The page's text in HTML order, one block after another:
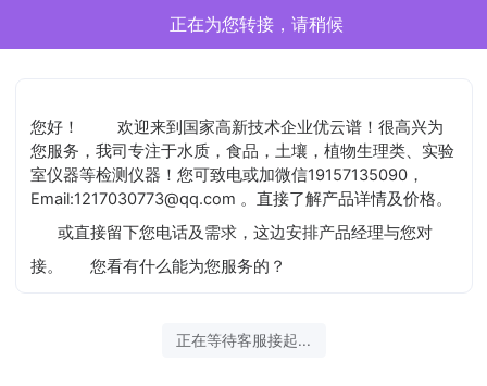
正在为您转接，请稍候
您好！
欢迎来到国家高新技术企业优云谱！很高兴为
您服务，我司专注于水质，食品，土壤，植物生理类、实验
室仪器等检测仪器！您可致电或加微信19157135090，
Email:1217030773@qq.com 。直接了解产品详情及价格。
或直接留下您电话及需求，这边安排产品经理与您对
接。
您看有什么能为您服务的？
正在等待客服接起...